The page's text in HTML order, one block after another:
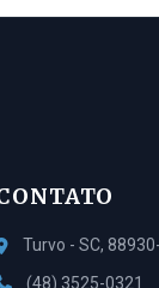
Turvo - SC,
(48) 3525-0321